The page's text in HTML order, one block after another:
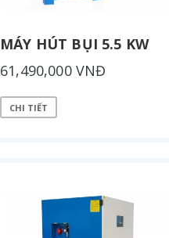
MÁY HÚT BỤI 5.5 KW
61,490,000 VNĐ
CHI TIẾT